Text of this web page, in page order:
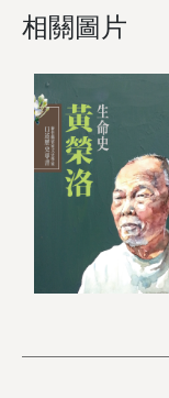
相關圖片